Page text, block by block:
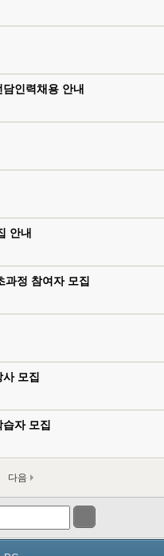
인력채용 안내
안내
과정 참여자 모집
모집
자 모집
다음